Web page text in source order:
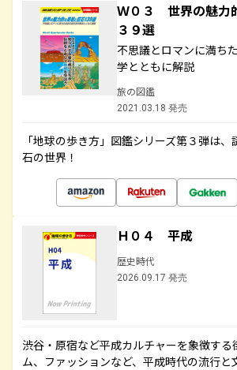
Ｗ０３ 世界の魅力
３９選
不思議とロマンに満ち
学とともに解説
旅の図鑑
2021.03.18 発売
「地球の歩き方」図鑑シリーズ第３弾は
石の世界！
Ｈ０４ 平成
歴史時代
2026.09.17 発売
渋谷・原宿など平成カルチャーを象徴する
ム、ファッションなど、平成時代の流行と